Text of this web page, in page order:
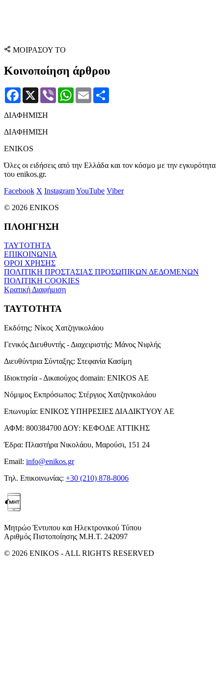
ΜΟΙΡΑΣΟΥ ΤΟ
Κοινοποίηση άρθρου
Facebook
X Viber WhatsApp
Email
ΔΙΑΦΗΜΙΣΗ
ΔΙΑΦΗΜΙΣΗ
ENIKOS
Όλες οι ειδήσεις από την Ελλάδα και τον κόσμο με την εγκυρότητα
του enikos.gr.
Facebook X InstagramYouTube Viber
© 2026 ENIKOS
ΠΛΟΗΓΗΣΗ
ΤΑΥΤΟΤΗΤΑ
ΕΠΙΚΟΙΝΩΝΙΑ
ΟΡΟΙ ΧΡΗΣΗΣ
ΠΟΛΙΤΙΚΗ ΠΡΟΣΤΑΣΙΑΣ ΠΡΟΣΩΠΙΚΩΝ ΔΕΔΟΜΕΝΩΝ
ΠΟΛΙΤΙΚΗ COOKIES
Κρατική Διαφήμιση
ΤΑΥΤΟΤΗΤΑ
Εκδότης: Νίκος Χατζηνικολάου
Γενικός Διευθυντής - Διαχειριστής: Μάνος Νιφλής
Διευθύντρια Σύνταξης: Στεφανία Κασίμη
Ιδιοκτησία - Δικαιούχος domain: ENIKOS AE
Νόμιμος Εκπρόσωπος: Στέργιος Χατζηνικολάου
Επωνυμία: ΕΝΙΚΟΣ ΥΠΗΡΕΣΙΕΣ ΔΙΑΔΙΚΤΥΟΥ ΑΕ
ΑΦΜ: 800384700 ΔΟΥ: ΚΕΦΟΔΕ ΑΤΤΙΚΗΣ
Έδρα: Πλαστήρα Νικολάου, Μαρούσι, 151 24
Email: info@enikos.gr
Τηλ. Επικοινωνίας: +30 (210) 878-8006
Μητρώο Έντυπου και Ηλεκτρονικού Τύπου
Αριθμός Πιστοποίησης Μ.Η.Τ. 242097
© 2026 ENIKOS - ALL RIGHTS RESERVED